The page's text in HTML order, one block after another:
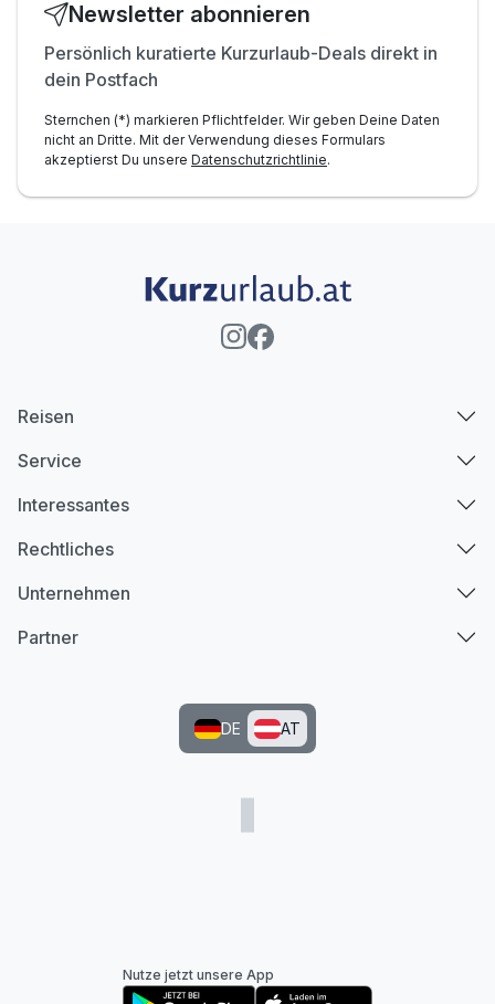
Newsletter abonnieren
Persönlich kuratierte Kurzurlaub-Deals direkt in
dein Postfach
Sternchen (*) markieren Pflichtfelder. Wir geben Deine Daten
nicht an Dritte. Mit der Verwendung dieses Formulars
akzeptierst Du unsere Datenschutzrichtlinie.
Reisen
Service
Interessantes
Rechtliches
Unternehmen
Partner
DE AT
Nutze jetzt unsere App